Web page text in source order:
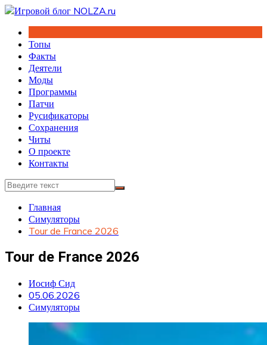
Перейти
содержимому
Топы
Факты
Деятели
Моды
Программы
Патчи
Русификаторы
Сохранения
Читы
О проекте
Контакты
Главная
Симуляторы
Tour de France 2026
Tour de France 2026
Иосиф Сид
05.06.2026
Симуляторы